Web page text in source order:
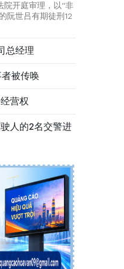
院开庭审理，以“非
阮世吕有期徒刑12
总经理
被传唤
营权
人的2名交警进